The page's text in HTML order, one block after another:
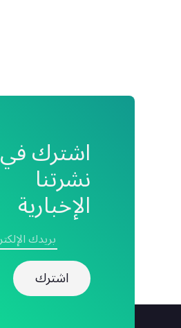
اشترك في
نشرتنا
الإخبارية